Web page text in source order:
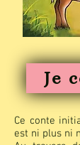
Je
Ce conte
est ni plus ni